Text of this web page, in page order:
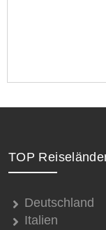
TOP
Deutschland
Italien